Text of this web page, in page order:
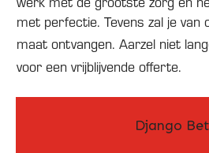
met perfectie. Tevens zal je van
maat ontvangen. Aarzel niet
voor een vrijblijvende offerte.